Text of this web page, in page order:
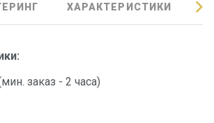
ХАРАКТЕРИСТИКИ
заказ - 2 часа)